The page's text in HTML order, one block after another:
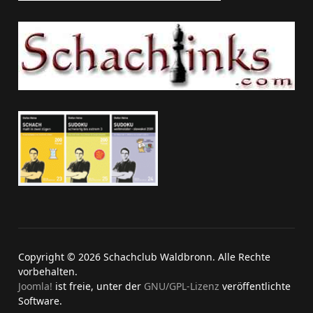
Copyright © 2026 Schachclub Waldbronn. Alle Rechte
vorbehalten.
Joomla! ist freie, unter der GNU/GPL-Lizenz veröffentlichte
Software.